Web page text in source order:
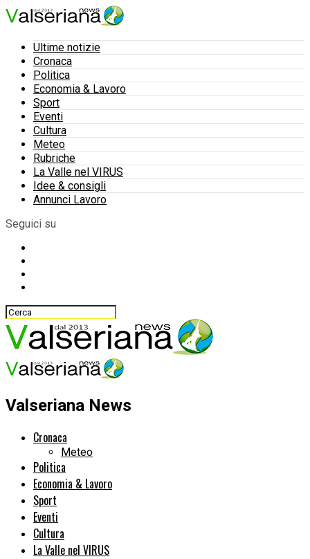
Ultime notizie
Cronaca
Politica
Economia & Lavoro
Sport
Eventi
Cultura
Meteo
Rubriche
La Valle nel VIRUS
Idee & consigli
Annunci Lavoro
Seguici su
Valseriana News
Cronaca
Meteo
Politica
Economia & Lavoro
Sport
Eventi
Cultura
La Valle nel VIRUS